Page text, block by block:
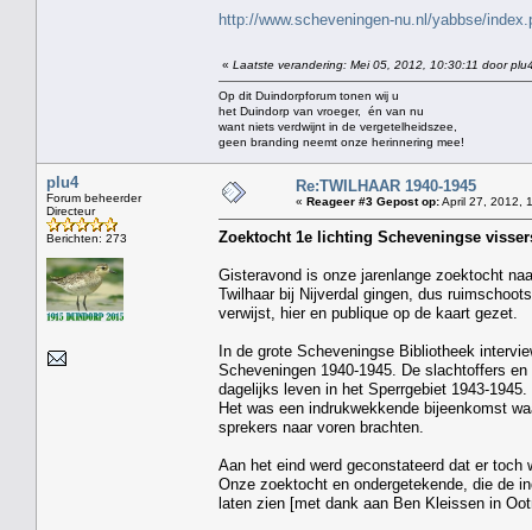
http://www.scheveningen-nu.nl/yabbse/
« Laatste verandering: Mei 05, 2012, 10:30:11 door
Op dit Duindorpforum tonen wij u
het Duindorp van vroeger, én van nu
want niets verdwijnt in de vergetelheidszee,
geen branding neemt onze herinnering mee!
plu4
Forum beheerder
Directeur
Berichten: 273
Re:TWILHAAR 1940-1945
« Reageer #3 Gepost op:April 27, 2012,
Zoektocht 1e lichting Scheveningse
Gisteravond is onze jarenlange zoektocht
Twilhaar bij Nijverdal gingen, dus
verwijst, hier en publique op de kaart gezet.
In de grote Scheveningse Bibliotheek
Scheveningen 1940-1945. De slachtoffers
dagelijks leven in het Sperrgebiet 1943-
Het was een indrukwekkende bijeenkomst
sprekers naar voren brachten.
Aan het eind werd geconstateerd dat er toch
Onze zoektocht en ondergetekende, die de
laten zien [met dank aan Ben Kleissen in